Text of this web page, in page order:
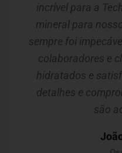
incrível para a
mineral para
sempre foi
colaboradores e
hidratados e
detalhes e
são